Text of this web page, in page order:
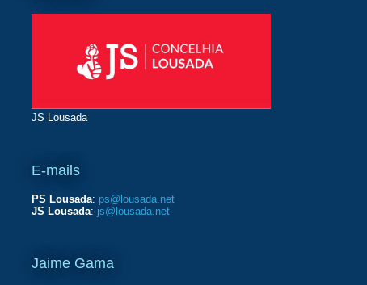
JS Lousada
E-mails
PS Lousada: ps@lousada.net
JS Lousada: js@lousada.net
Jaime Gama